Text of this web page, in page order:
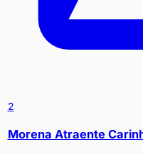
2
Morena Atraente